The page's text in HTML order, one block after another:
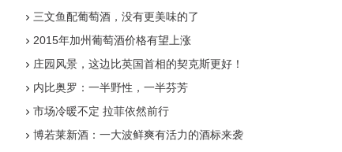
三文鱼配葡萄酒，没有更美味的了
2015年加州葡萄酒价格有望上涨
庄园风景，这边比英国首相的契克斯更好！
内比奥罗：一半野性，一半芬芳
市场冷暖不定 拉菲依然前行
博若莱新酒：一大波鲜爽有活力的酒标来袭